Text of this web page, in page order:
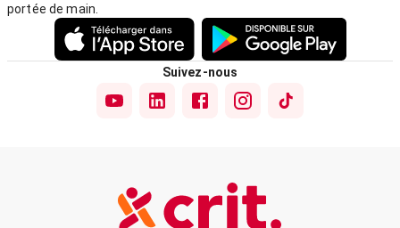
portée de main.
Suivez-nous